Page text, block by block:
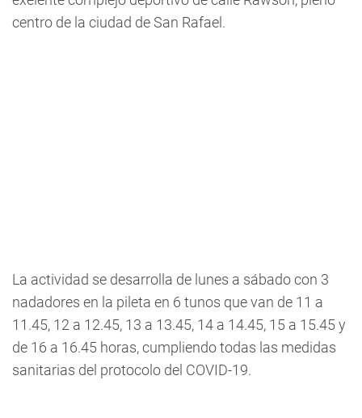
centro de la ciudad de San Rafael.
La actividad se desarrolla de lunes a sábado con 3
nadadores en la pileta en 6 tunos que van de 11 a
11.45, 12 a 12.45, 13 a 13.45, 14 a 14.45, 15 a 15.45 y
de 16 a 16.45 horas, cumpliendo todas las medidas
sanitarias del protocolo del COVID-19.